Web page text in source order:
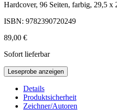
Hardcover, 96 Seiten, farbig, 29,5 x
ISBN: 9782390720249
89,00 €
Sofort lieferbar
Leseprobe anzeigen
Details
Produktsicherheit
Zeichner/Autoren